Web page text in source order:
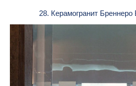
28. Керамогранит Бреннеро